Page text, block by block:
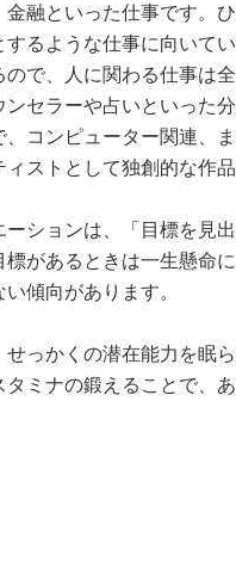
融といった仕事です。
るような仕事に向いて
で、人に関わる仕事は
セラーや占いといった
コンピューター関連、
ストとして独創的な作
ションは、「目標を見
があるときは一生懸命
傾向があります。
っかくの潜在能力を眠
ミナの鍛えることで、